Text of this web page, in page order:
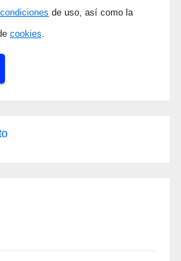
de uso, así como la
cookies